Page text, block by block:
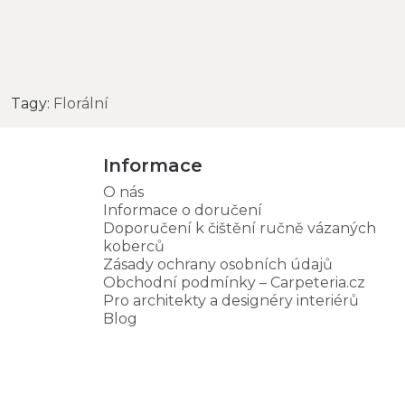
Tagy: Florální
Informace
O nás
Informace o doručení
Doporučení k čištění ručně vázaných
koberců
Zásady ochrany osobních údajů
Obchodní podmínky – Carpeteria.cz
Pro architekty a designéry interiérů
Blog